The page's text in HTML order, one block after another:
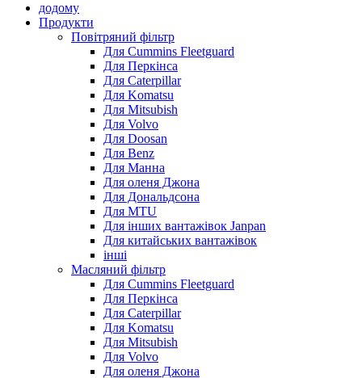
додому
Продукти
Повітряний фільтр
Для Cummins Fleetguard
Для Перкінса
Для Caterpillar
Для Komatsu
Для Mitsubish
Для Volvo
Для Doosan
Для Benz
Для Манна
Для оленя Джона
Для Дональдсона
Для MTU
Для інших вантажівок Janpan
Для китайських вантажівок
інші
Масляний фільтр
Для Cummins Fleetguard
Для Перкінса
Для Caterpillar
Для Komatsu
Для Mitsubish
Для Volvo
Для оленя Джона